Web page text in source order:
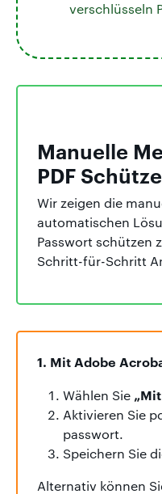
verschlüsseln
Manuelle
PDF
Wir zeigen die
automatischen
Passwort schützen
Schritt-für-Schritt
1. Mit Adobe
Wählen Sie
Aktivieren Sie
passwort.
Speichern Sie
Alternativ können